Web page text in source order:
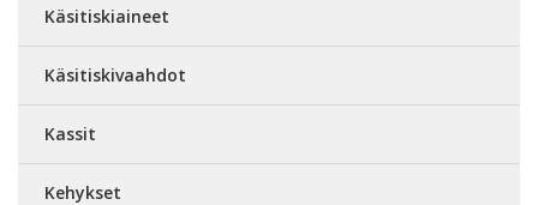
Käsitiskiaineet
Käsitiskivaahdot
Kassit
Kehykset